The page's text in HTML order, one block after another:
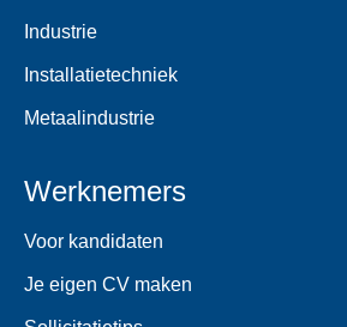
Industrie
Installatietechniek
Metaalindustrie
Werknemers
Voor kandidaten
Je eigen CV maken